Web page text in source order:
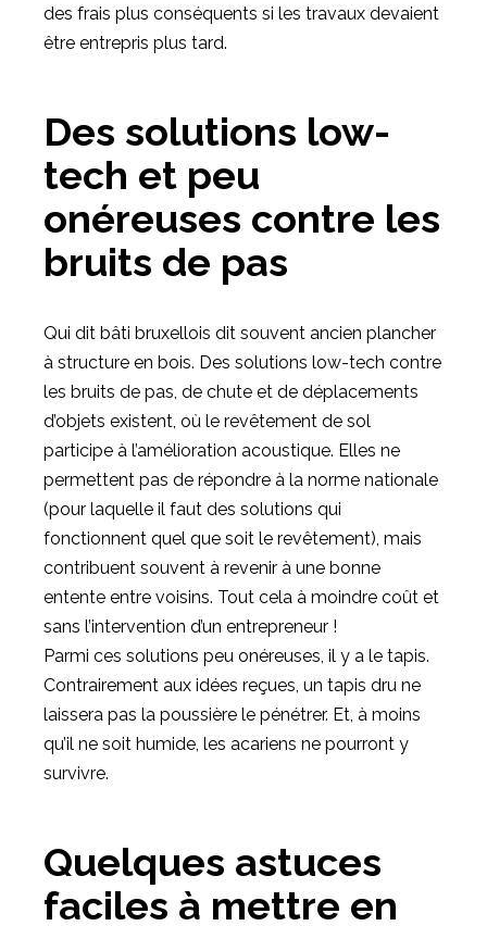
des frais plus conséquents si les travaux devaient
être entrepris plus tard.
Des solutions low-
tech et peu
onéreuses contre les
bruits de pas
Qui dit bâti bruxellois dit souvent ancien plancher
à structure en bois. Des solutions low-tech contre
les bruits de pas, de chute et de déplacements
d’objets existent, où le revêtement de sol
participe à l’amélioration acoustique. Elles ne
permettent pas de répondre à la norme nationale
(pour laquelle il faut des solutions qui
fonctionnent quel que soit le revêtement), mais
contribuent souvent à revenir à une bonne
entente entre voisins. Tout cela à moindre coût et
sans l’intervention d’un entrepreneur !
Parmi ces solutions peu onéreuses, il y a le tapis.
Contrairement aux idées reçues, un tapis dru ne
laissera pas la poussière le pénétrer. Et, à moins
qu’il ne soit humide, les acariens ne pourront y
survivre.
Quelques astuces
faciles à mettre en